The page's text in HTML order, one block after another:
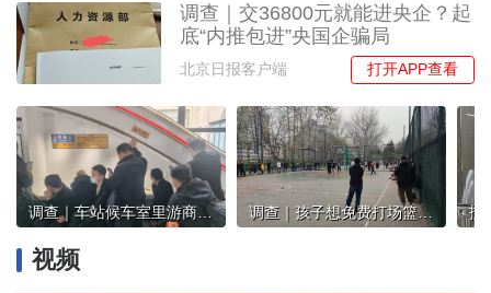
调查｜交36800元就能进央企？起
底“内推包进”央国企骗局
北京日报客户端 打开APP查看
调查｜车站候车室里游商兜售“三无”充电宝，用一会儿就没电 调查｜孩子想免费打场篮球，有地儿去吗？
视频